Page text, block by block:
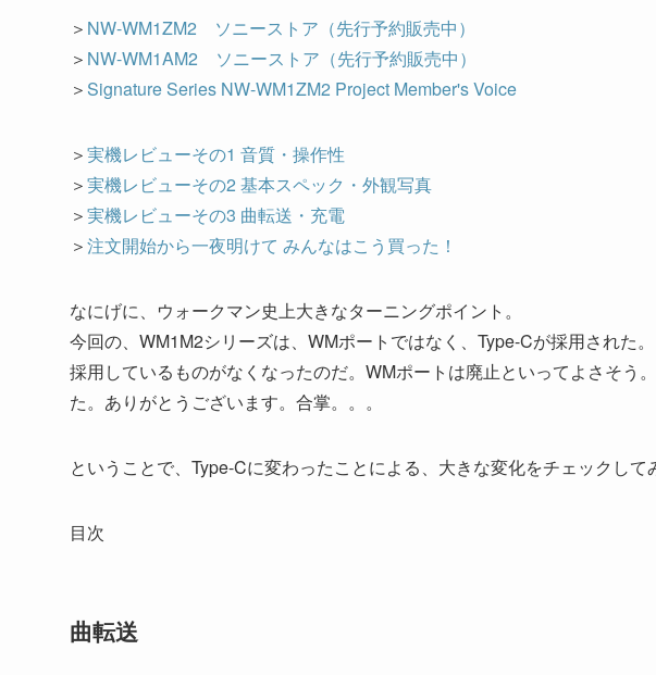
＞ NW-WM1ZM2 ソニーストア（先行予約販売中）
＞ NW-WM1AM2 ソニーストア（先行予約販売中）
＞Signature Series NW-WM1ZM2 Project Member's Voice
＞実機レビューその1 音質・操作性
＞実機レビューその2 基本スペック・外観写真
＞実機レビューその3 曲転送・充電
＞注文開始から一夜明けて みんなはこう買った！
なにげに、ウォークマン史上大きなターニングポイント。
今回の、WM1M2シリーズは、WMポートではなく、Type-Cが採用された
採用しているものがなくなったのだ。WMポートは廃止といってよさそう
た。ありがとうございます。合掌。。。
ということで、Type-Cに変わったことによる、大きな変化をチェックし
目次
曲転送